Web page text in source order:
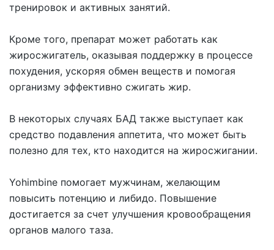
тренировок и активных занятий.
Кроме того, препарат может работать как
жиросжигатель, оказывая поддержку в процессе
похудения, ускоряя обмен веществ и помогая
организму эффективно сжигать жир.
В некоторых случаях БАД также выступает как
средство подавления аппетита, что может быть
полезно для тех, кто находится на жиросжигании.
Yohimbine помогает мужчинам, желающим
повысить потенцию и либидо. Повышение
достигается за счет улучшения кровообращения
органов малого таза.